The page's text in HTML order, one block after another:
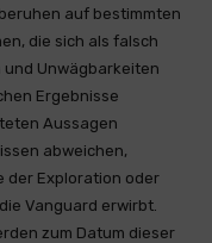
auf bestimmten
die sich als falsch
und Unwägbarkeiten
Ergebnisse
Aussagen
abweichen,
der Exploration oder
Vanguard erwirbt.
zum Datum dieser